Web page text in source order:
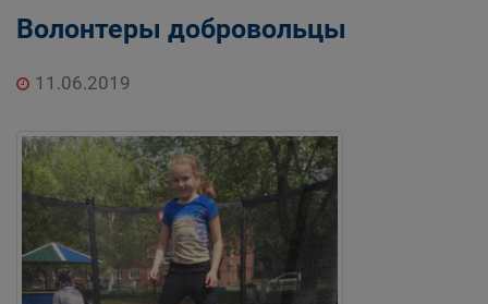
Волонтеры добровольцы
11.06.2019